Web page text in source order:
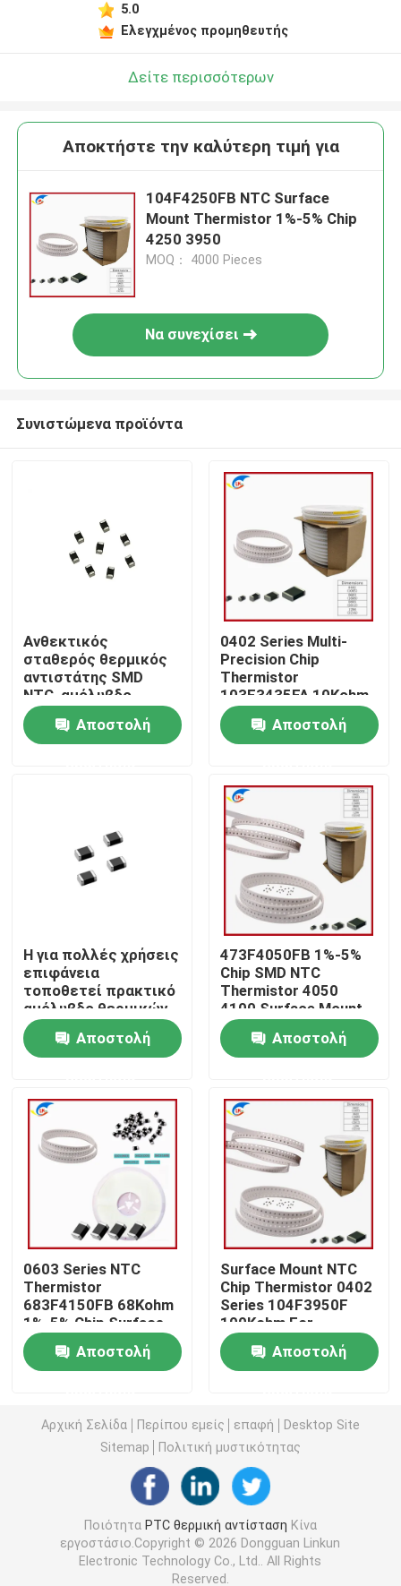
Σπίτι
Προϊόντα
Σχετικά με εμάς
Επισκεψή εργοστασίου
Έλεγχος ποιότητας
Επικοινωνήστε μαζί μας
Ειδήσεις
Υποθέσεις
PTC θερμική αντίσταση
Τσιπ θέρμανσης PTC
Θερμοστήρας NTC
Θερμική αντίσταση SMD NTC
Αισθητήρας θερμοκρασίας NTC
Varistor μεταλλικών οξειδίων
5.0
Ελεγχμένος προμηθευτής
Δείτε περισσότερων
Αποκτήστε την καλύτερη τιμή για
104F4250FB NTC Surface
Mount Thermistor 1%-5% Chip
4250 3950
MOQ： 4000 Pieces
Να συνεχίσει
Συνιστώμενα προϊόντα
Ανθεκτικός
σταθερός θερμικός
αντιστάτης SMD
NTC, αμόλυβδο
Varistor NTC
Αποστολή
0402 Series Multi-
Precision Chip
Thermistor
103F3435FA 10Kohm
3435k
Αποστολή
Η για πολλές χρήσεις
επιφάνεια
τοποθετεί πρακτικό
αμόλυβδο θερμικών
αντιστάσεων NTC
Αποστολή
473F4050FB 1%-5%
Chip SMD NTC
Thermistor 4050
4100 Surface Mount
Αποστολή
0603 Series NTC
Thermistor
683F4150FB 68Kohm
1%-5% Chip Surface
Mount
Αποστολή
Surface Mount NTC
Chip Thermistor 0402
Series 104F3950F
100Kohm For
Detection
TemperatureΑποστολή
Αρχική Σελίδα Περίπου εμείς επαφή
Desktop Site
Sitemap
Πολιτική μυστικότητας
Ποιότητα PTC θερμική αντίσταση Κίνα
εργοστάσιο.Copyright © 2026 Dongguan Linkun
Electronic Technology Co., Ltd.. All Rights
Reserved.